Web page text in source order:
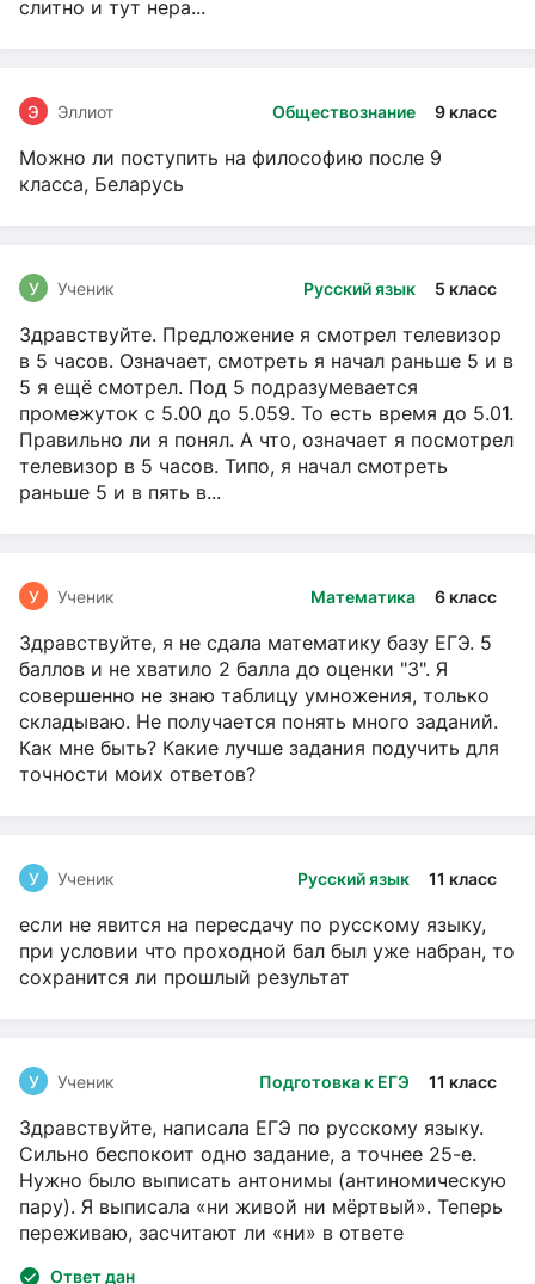
слитно и тут нера...
Обществознание 9 класс
Э Эллиот
Можно ли поступить на философию после 9
класса, Беларусь
Русский язык 5 класс
У Ученик
Здравствуйте. Предложение я смотрел телевизор
в 5 часов. Означает, смотреть я начал раньше 5 и в
5 я ещё смотрел. Под 5 подразумевается
промежуток с 5.00 до 5.059. То есть время до 5.01.
Правильно ли я понял. А что, означает я посмотрел
телевизор в 5 часов. Типо, я начал смотреть
раньше 5 и в пять в...
Математика 6 класс
У Ученик
Здравствуйте, я не сдала математику базу ЕГЭ. 5
баллов и не хватило 2 балла до оценки "3". Я
совершенно не знаю таблицу умножения, только
складываю. Не получается понять много заданий.
Как мне быть? Какие лучше задания подучить для
точности моих ответов?
Русский язык 11 класс
У Ученик
если не явится на пересдачу по русскому языку,
при условии что проходной бал был уже набран, то
сохранится ли прошлый результат
Подготовка к ЕГЭ 11 класс
У Ученик
Здравствуйте, написала ЕГЭ по русскому языку.
Сильно беспокоит одно задание, а точнее 25-е.
Нужно было выписать антонимы (антиномическую
пару). Я выписала «ни живой ни мёртвый». Теперь
переживаю, засчитают ли «ни» в ответе
Ответ дан